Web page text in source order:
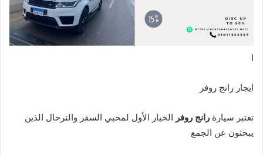
ا
ايجار رانج روفر
تعتبر سيارة رانج روفر الخيار الأول لمحبي السفر والترحال الذين
يبحثون عن الجمع